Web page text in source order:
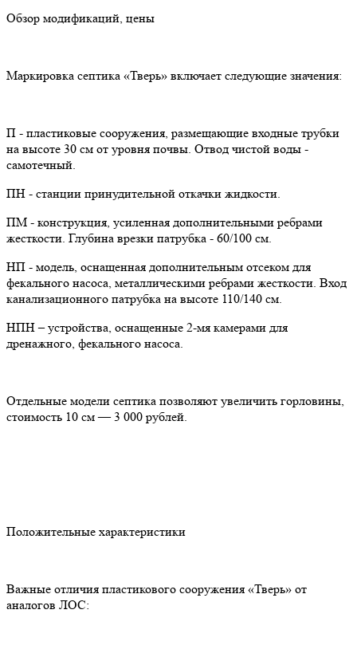
Обзор модификаций, цены
Маркировка септика «Тверь» включает следующие значения:
П - пластиковые сооружения, размещающие входные трубки
на высоте 30 см от уровня почвы. Отвод чистой воды -
самотечный.
ПН - станции принудительной откачки жидкости.
ПМ - конструкция, усиленная дополнительными ребрами
жесткости. Глубина врезки патрубка - 60/100 см.
НП - модель, оснащенная дополнительным отсеком для
фекального насоса, металлическими ребрами жесткости. Вход
канализационного патрубка на высоте 110/140 см.
НПН – устройства, оснащенные 2-мя камерами для
дренажного, фекального насоса.
Отдельные модели септика позволяют увеличить горловины,
стоимость 10 см — 3 000 рублей.
Положительные характеристики
Важные отличия пластикового сооружения «Тверь» от
аналогов ЛОС: